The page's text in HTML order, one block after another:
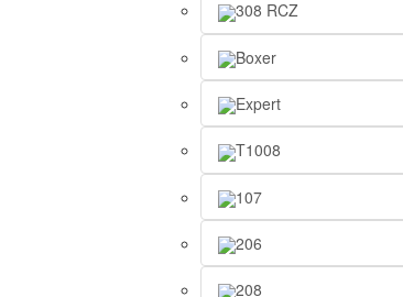
308 RCZ
Boxer
Expert
T1008
107
206
208